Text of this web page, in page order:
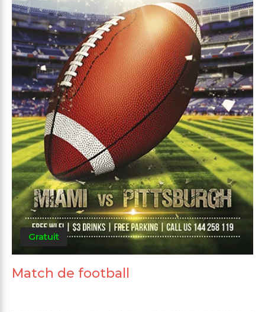
Gratuit
Match de football